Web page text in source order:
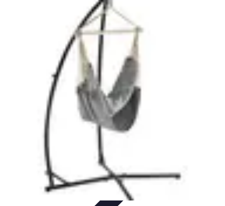
Cuisine et Alimentation
Productivité
Astuces du Quotidien